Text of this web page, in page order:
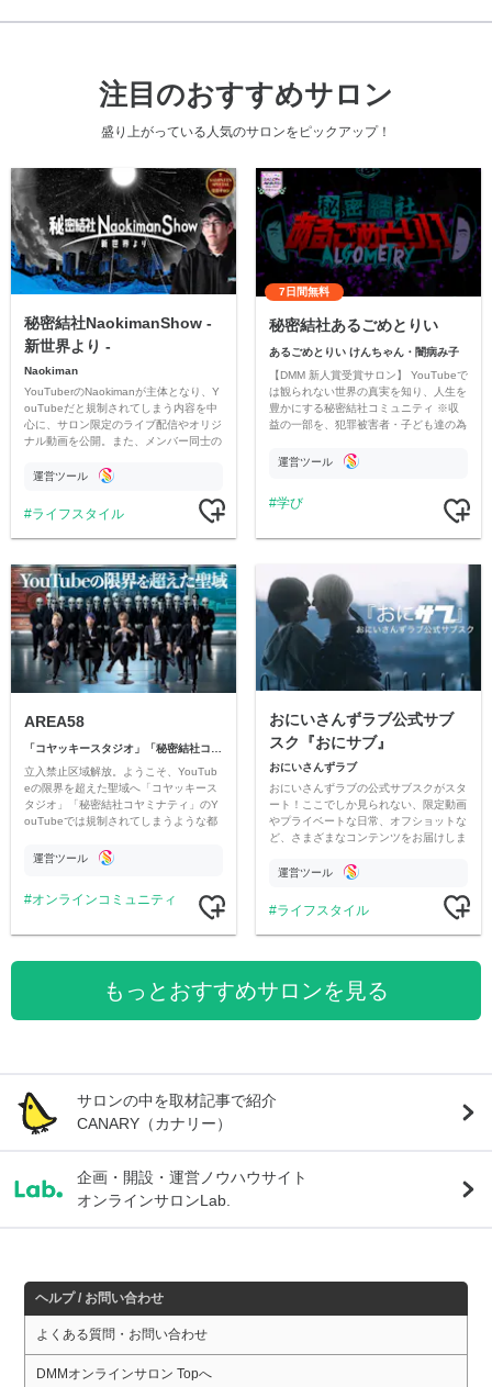
注目のおすすめサロン
盛り上がっている人気のサロンをピックアップ！
秘密結社NaokimanShow -
新世界より -
Naokiman
YouTuberのNaokimanが主体となり、Y
ouTubeだと規制されてしまう内容を中
心に、サロン限定のライブ配信やオリジ
ナル動画を公開。また、メンバー同士の
ただいています。
運営ツール
ライフスタイル
7日間無料
秘密結社あるごめとりい
あるごめとりい けんちゃん・闇病み子
【DMM 新人賞受賞サロン】 YouTubeで
は観られない世界の真実を知り、人生を
豊かにする秘密結社コミュニティ ※収
益の一部を、犯罪被害者・子ども達の為
す運営ツール
学び
AREA58
「コヤッキースタジオ」「秘密結社コヤミナティ」
立入禁止区域解放。ようこそ、YouTub
eの限界を超えた聖域へ「コヤッキース
タジオ」「秘密結社コヤミナティ」のY
ouTubeでは規制されてしまうような都
公開。
運営ツール
オンラインコミュニティ
おにいさんずラブ公式サブ
スク『おにサブ』
おにいさんずラブ
おにいさんずラブの公式サブスクがスタ
ート！ここでしか見られない、限定動画
やプライベートな日常、オフショットな
ど、さまざまなコンテンツをお届けしま
運営ツール
ライフスタイル
もっとおすすめサロンを見る
サロンの中を取材記事で紹介
CANARY（カナリー）
企画・開設・運営ノウハウサイト
オンラインサロンLab.
ヘルプ / お問い合わせ
よくある質問・お問い合わせ
DMMオンラインサロン Topへ